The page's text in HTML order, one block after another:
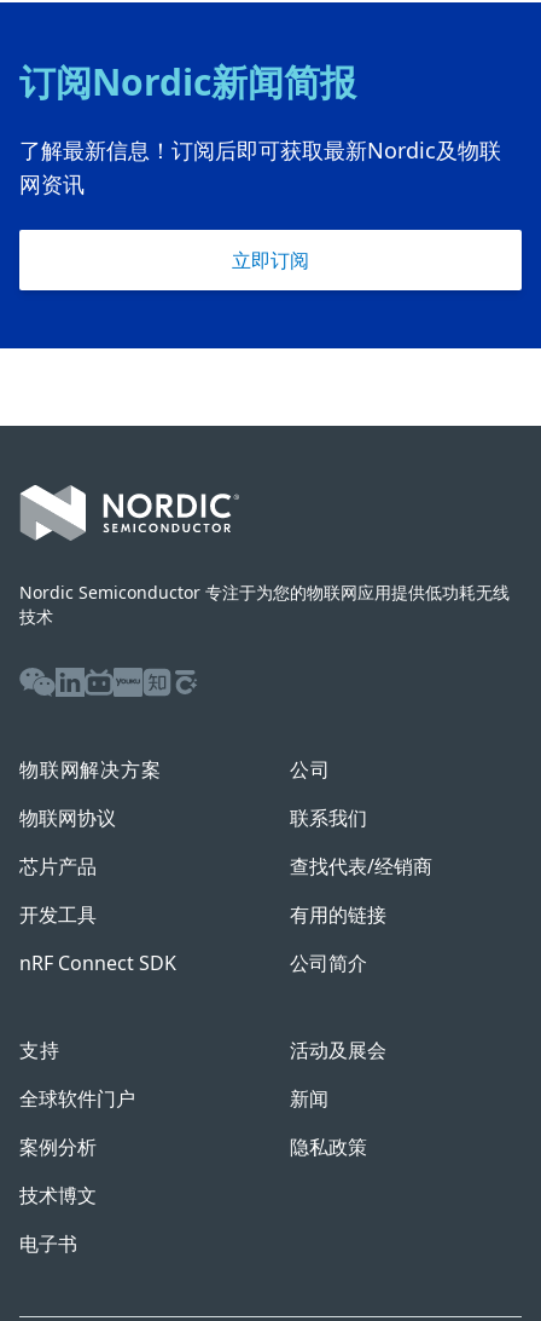
订阅Nordic新闻简报
了解最新信息！订阅后即可获取最新Nordic及物联
网资讯
立即订阅
Nordic Semiconductor 专注于为您的物联网应用提供低功耗无线
技术
WeChatLinkedIn
BilibiliYoukuZhihuBaijiahao
物联网解决方案
物联网协议
芯片产品
开发工具
nRF Connect SDK
支持
全球软件门户
案例分析
技术博文
电子书
公司
联系我们
查找代表/经销商
有用的链接
公司简介
活动及展会
新闻
隐私政策